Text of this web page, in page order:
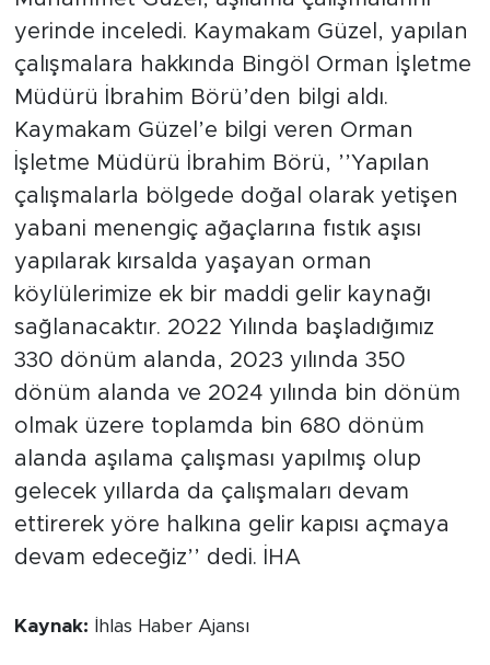
yerinde inceledi. Kaymakam Güzel, yapılan
çalışmalara hakkında Bingöl Orman İşletme
Müdürü İbrahim Börü’den bilgi aldı.
Kaymakam Güzel’e bilgi veren Orman
İşletme Müdürü İbrahim Börü, ’’Yapılan
çalışmalarla bölgede doğal olarak yetişen
yabani menengiç ağaçlarına fıstık aşısı
yapılarak kırsalda yaşayan orman
köylülerimize ek bir maddi gelir kaynağı
sağlanacaktır. 2022 Yılında başladığımız
330 dönüm alanda, 2023 yılında 350
dönüm alanda ve 2024 yılında bin dönüm
olmak üzere toplamda bin 680 dönüm
alanda aşılama çalışması yapılmış olup
gelecek yıllarda da çalışmaları devam
ettirerek yöre halkına gelir kapısı açmaya
devam edeceğiz’’ dedi. İHA
Kaynak: İhlas Haber Ajansı